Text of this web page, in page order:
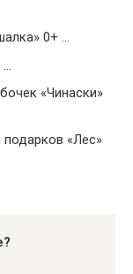
0+ …
…
«Чинаски»
подарков «Лес»